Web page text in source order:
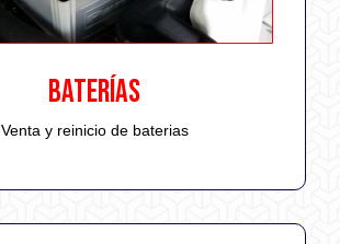
BATERÍAS
Venta y reinicio de baterias